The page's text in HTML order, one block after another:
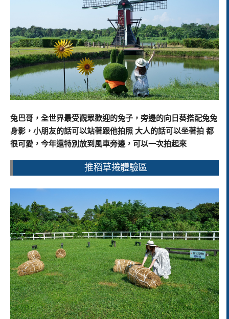
兔巴哥，全世界最受觀眾歡迎的兔子，旁邊的向日葵搭配兔兔
身影，小朋友的話可以站著跟他拍照 大人的話可以坐著拍 都
很可愛，今年還特別放到風車旁邊，可以一次拍起來
推稻草捲體驗區